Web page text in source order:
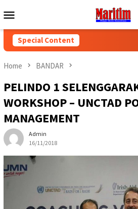
to
Menu
Special Content
Home BANDAR
PELINDO 1
WORKSHOP – UNCTAD
MANAGEMENT
Admin
16/11/2018